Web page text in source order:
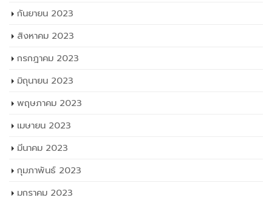
กันยายน 2023
สิงหาคม 2023
กรกฎาคม 2023
มิถุนายน 2023
พฤษภาคม 2023
เมษายน 2023
มีนาคม 2023
กุมภาพันธ์ 2023
มกราคม 2023